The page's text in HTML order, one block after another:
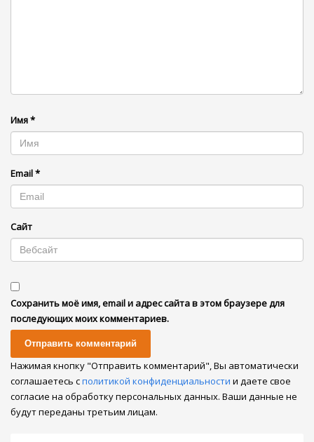
Имя*
Email*
Сайт
Сохранить моё имя, email и адрес сайта в этом браузере для
последующих моих комментариев.
Нажимая кнопку "Отправить комментарий", Вы автоматически
соглашаетесь сполитикой конфиденциальности и даете свое
согласие на обработку персональных данных. Ваши данные не
будут переданы третьим лицам.